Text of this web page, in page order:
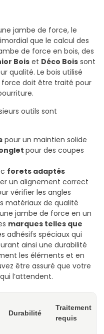
jambe de force, le
que le calcul des
de force en bois, des
Bois et Déco Bois sont
qualité. Le bois utilisé
doit être traité pour
outils sont
pour un maintien solide
pour des coupes
forets adaptés
un alignement correct
vérifier les angles
matériaux de qualité
jambe de force en un
marques telles que
adhésifs spéciaux qui
ainsi une durabilité
les éléments et en
être assuré que votre
l’attendent.
Durabilité
Traitement
requis